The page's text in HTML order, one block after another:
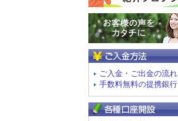
ご入金・ご出金の流れ
手数料無料の提携銀行